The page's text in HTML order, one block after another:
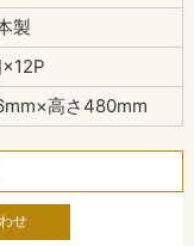
製
高さ480mm
せ